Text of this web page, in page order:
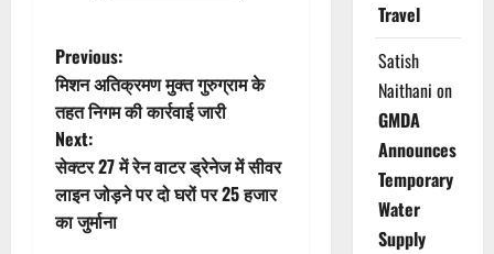
P
o
s
t
Previous:
मिशन अतिक्रमण मुक्त गुरुग्राम के
तहत निगम की कार्रवाई जारी
Next:
सेक्टर 27 में रेन वाटर ड्रेनेज में सीवर
लाइन जोड़ने पर दो घरों पर 25 हजार
का जुर्माना
Travel
Satish
Naithani on
GMDA
Announces
Temporary
Water
Supply